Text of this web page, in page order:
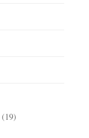
(19)